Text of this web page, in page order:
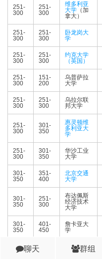
251-
300
251-
300
维多利亚
大学 （加
拿大）
251-
300
251-
300
卧龙岗大
学
251-
300
251-
300
约克大学
（英国）
251-
300
151-
200
乌普萨拉
大学
251-
300
251-
300
乌拉尔联
邦大学
251-
300
301-
350
惠灵顿维
多利亚大
学
251-
300
301-
350
华沙工业
大学
301-
350
351-
400
北京交通
大学
301-
350
251-
300
布达佩斯
经济技术
大学
301-
350
401-
450
詹卡亚大
学
301-
350
251-
300
卡迪夫大
聊天 群组